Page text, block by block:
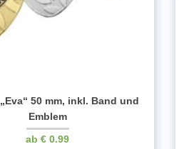
50 mm, inkl. Band und
Emblem
€ 0.99